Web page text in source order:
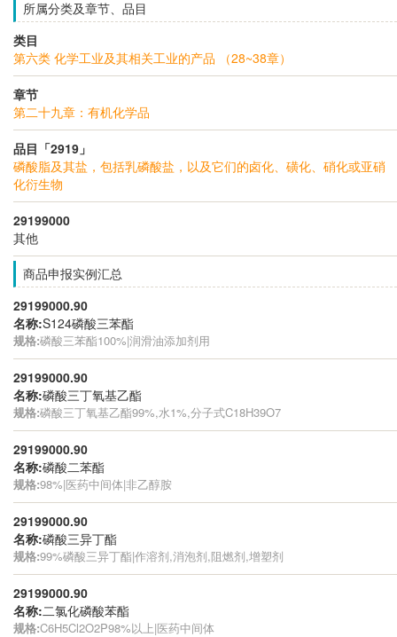
所属分类及章节、品目
类目
第六类 化学工业及其相关工业的产品 （28~38章）
章节
第二十九章：有机化学品
品目「2919」
磷酸脂及其盐，包括乳磷酸盐，以及它们的卤化、磺化、硝化或亚硝
化衍生物
29199000
其他
商品申报实例汇总
29199000.90
名称:S124磷酸三苯酯
规格:磷酸三苯酯100%|润滑油添加剂用
29199000.90
名称:磷酸三丁氧基乙酯
规格:磷酸三丁氧基乙酯99%,水1%,分子式C18H39O7
29199000.90
名称:磷酸二苯酯
规格:98%|医药中间体|非乙醇胺
29199000.90
名称:磷酸三异丁酯
规格:99%磷酸三异丁酯|作溶剂,消泡剂,阻燃剂,增塑剂
29199000.90
名称:二氯化磷酸苯酯
规格:C6H5Cl2O2P98%以上|医药中间体